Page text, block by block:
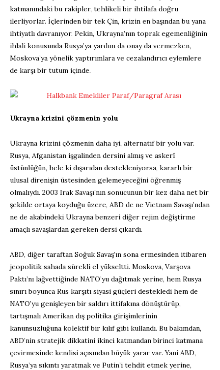
katmanındaki bu rakipler, tehlikeli bir ihtilafa doğru
ilerliyorlar. İçlerinden bir tek Çin, krizin en başından bu yana
ihtiyatlı davranıyor. Pekin, Ukrayna’nın toprak egemenliğinin
ihlali konusunda Rusya’ya yardım da onay da vermezken,
Moskova’ya yönelik yaptırımlara ve cezalandırıcı eylemlere
de karşı bir tutum içinde.
Ukrayna krizini çözmenin yolu
Ukrayna krizini çözmenin daha iyi, alternatif bir yolu var.
Rusya, Afganistan işgalinden dersini almış ve askerî
üstünlüğün, hele ki dışarıdan destekleniyorsa, kararlı bir
ulusal direnişin üstesinden gelemeyeceğini öğrenmiş
olmalıydı. 2003 Irak Savaşı’nın sonucunun bir kez daha net bir
şekilde ortaya koyduğu üzere, ABD de ne Vietnam Savaşı’ndan
ne de akabindeki Ukrayna benzeri diğer rejim değiştirme
amaçlı savaşlardan gereken dersi çıkardı.
ABD, diğer taraftan Soğuk Savaş’ın sona ermesinden itibaren
jeopolitik sahada sürekli el yükseltti. Moskova, Varşova
Paktı’nı lağvettiğinde NATO’yu dağıtmak yerine, hem Rusya
sınırı boyunca Rus karşıtı siyasi güçleri destekledi hem de
NATO’yu genişleyen bir saldırı ittifakına dönüştürüp,
tartışmalı Amerikan dış politika girişimlerinin
kanunsuzluğuna kolektif bir kılıf gibi kullandı. Bu bakımdan,
ABD’nin stratejik dikkatini ikinci katmandan birinci katmana
çevirmesinde kendisi açısından büyük yarar var. Yani ABD,
Rusya’ya sıkıntı yaratmak ve Putin’i tehdit etmek yerine,